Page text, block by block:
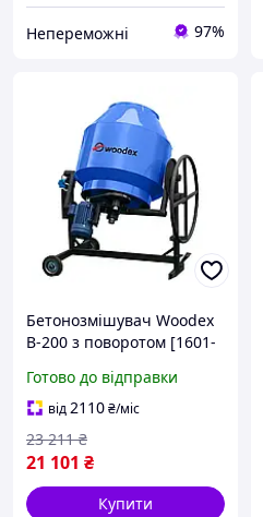
Непереможні 97%
Бетонозмішувач Woodex
B-200 з поворотом [1601-
Готово до відправки
від2110₴/міс
21 101 ₴
23 211 ₴
Купити